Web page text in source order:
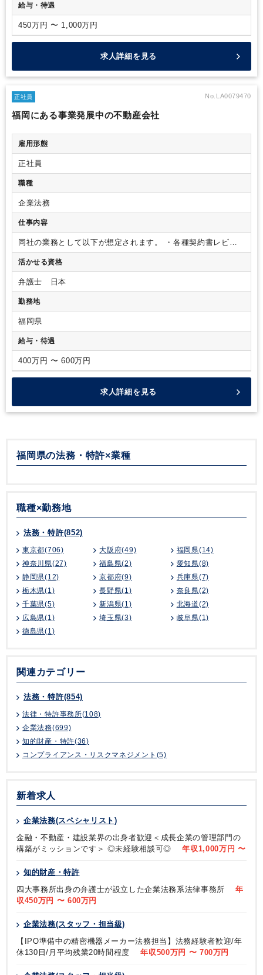
給与・待遇
450万円 〜 1,000万円
求人詳細を見る
正社員 No.LA0079470
福岡にある事業発展中の不動産会社
雇用形態
正社員
職種
企業法務
仕事内容
同社の業務として以下が想定されます。
・各種契約書レビュ
ー（審査、作成手続など）・社内規程の制定、改訂手続・社
内各部署からの法的な相談対応
対応策の立案、実行
理業務など
活かせる資格
弁護士 日本
勤務地
福岡県
給与・待遇
400万円 〜 600万円
求人詳細を見る
福岡県の法務・特許×業種
職種×勤務地
法務・特許(852)
東京都(706) 大阪府(49)
福岡県(14)
神奈川県(27)
福島県(2)
愛知県(8)
静岡県(12)
京都府(9)
兵庫県(7)
栃木県(1)
長野県(1)
奈良県(2)
千葉県(5)
新潟県(1)
北海道(2)
広島県(1)
埼玉県(3)
岐阜県(1)
徳島県(1)
関連カテゴリー
法務・特許(854)
法律・特許事務所(108)
企業法務(699)
知的財産・特許(36)
コンプライアンス・リスクマネジメント(5)
新着求人
企業法務(スペシャリスト)
金融・不動産・建設業界の出身者歓迎＜成長企業の管理部門の
構築がミッションです＞ ◎未経験相談可◎
年収1,000万円 〜
知的財産・特許
四大事務所出身の弁護士が設立した企業法務系法律事務所
年
収450万円 〜 600万円
企業法務(スタッフ・担当級)
【IPO準備中の精密機器メーカー法務担当】法務経験者歓迎/年
休130日/月平均残業20時間程度
年収500万円 〜 700万円